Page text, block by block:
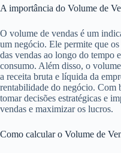
A importância do Volume de
O volume de vendas é um
um negócio. Ele permite que
das vendas ao longo do tempo
consumo. Além disso, o
a receita bruta e líquida da
rentabilidade do negócio. Com
tomar decisões estratégicas e
vendas e maximizar os lucros.
Como calcular o Volume de